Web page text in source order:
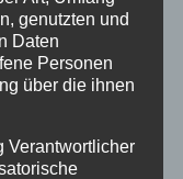
genutzten und
Daten
Personen
über die ihnen
Verantwortlicher